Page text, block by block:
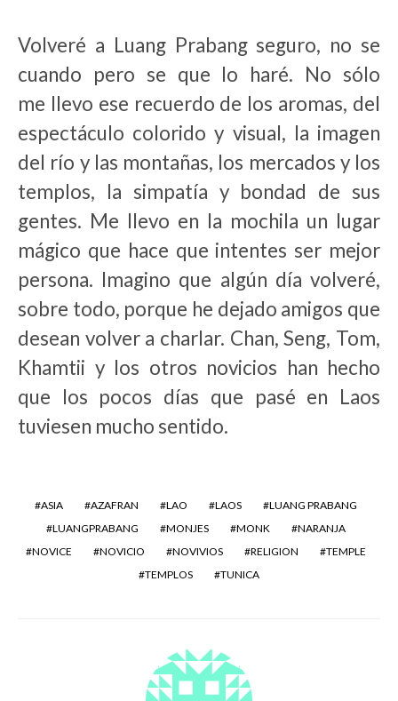
Volveré a Luang Prabang seguro, no se
cuando pero se que lo haré. No sólo
me llevo ese recuerdo de los aromas, del
espectáculo colorido y visual, la imagen
del río y las montañas, los mercados y los
templos, la simpatía y bondad de sus
gentes. Me llevo en la mochila un lugar
mágico que hace que intentes ser mejor
persona. Imagino que algún día volveré,
sobre todo, porque he dejado amigos que
desean volver a charlar. Chan, Seng, Tom,
Khamtii y los otros novicios han hecho
que los pocos días que pasé en Laos
tuviesen mucho sentido.
ASIA AZAFRAN LAO LAOS
LUANG PRABANG
LUANGPRABANG
MONJES MONK
NARANJA
NOVICE
NOVICIO NOVIVIOS RELIGION
TEMPLE
TEMPLOS
TUNICA